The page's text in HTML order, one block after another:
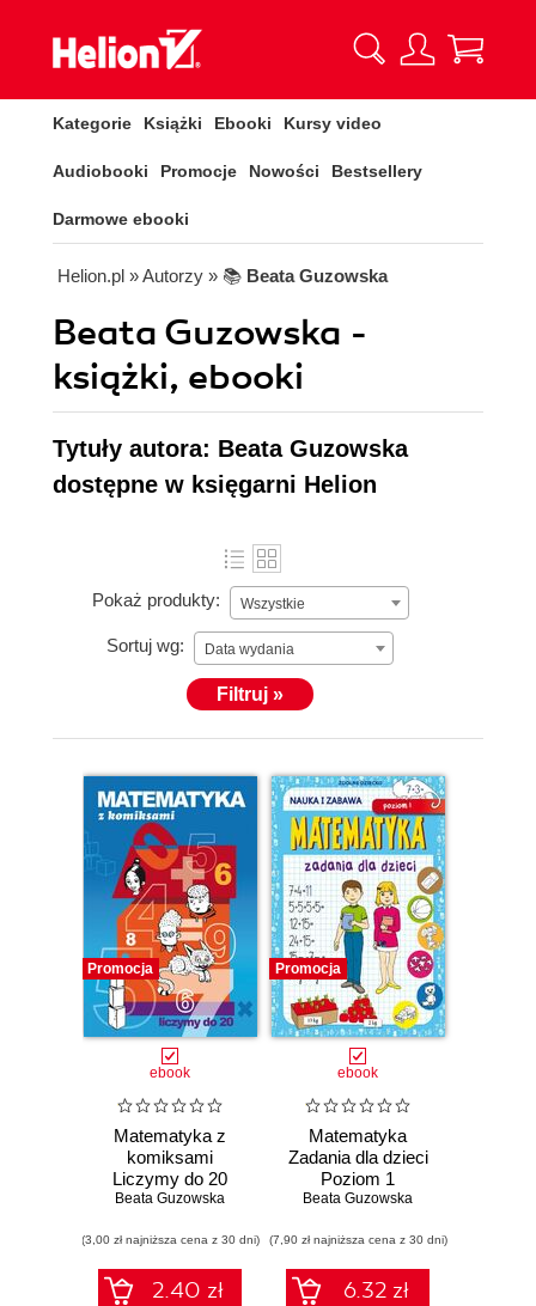
Kategorie Książki Ebooki Kursy video
Audiobooki Promocje Nowości Bestsellery
Darmowe ebooki
Helion.pl » Autorzy » 📚 Beata Guzowska
Beata Guzowska -
książki, ebooki
Tytuły autora: Beata Guzowska
dostępne w księgarni Helion
Pokaż produkty: Wszystkie
Sortuj wg: Data wydania
Filtruj »
Promocja
ebook
Matematyka z
komiksami
Liczymy do 20
Beata Guzowska
(3,00 zł najniższa cena z 30 dni)
2.40 zł
Promocja
ebook
Matematyka
Zadania dla dzieci
Poziom 1
Beata Guzowska
(7,90 zł najniższa cena z 30 dni)
6.32 zł